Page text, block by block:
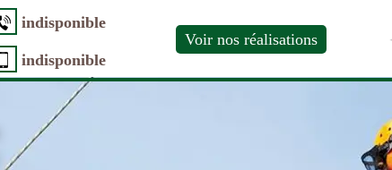
indisponible
indisponible
Voir nos réalisations